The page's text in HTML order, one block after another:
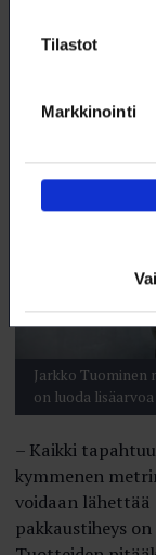
Tilastot
Markkinointi
Jarkko Tuominen
on luoda
– Kaikki
kymmenen
voidaan lähettää
pakkaustiheys